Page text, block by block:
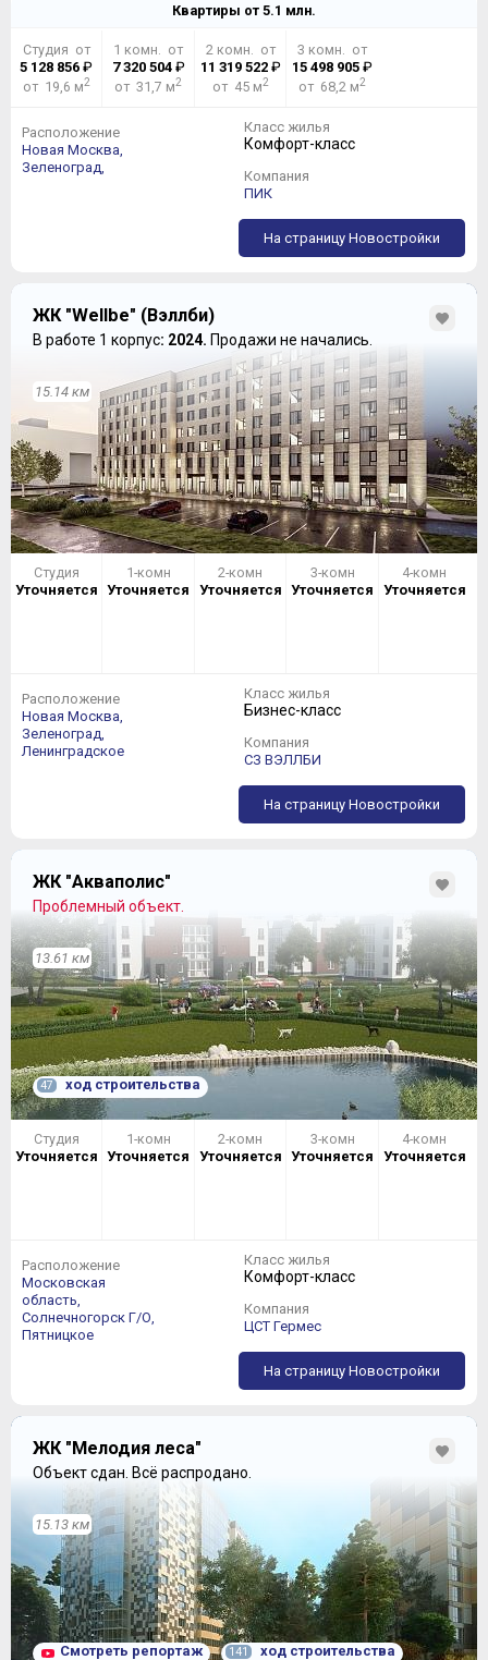
Квартиры от 5.1 млн.
Студия от
5 128 856 ₽
от 19,6 м2
1 комн. от
7 320 504₽
от 31,7 м2
2 комн. от
11 319 522₽
от 45 м2
3 комн. от
15 498 905 ₽
от 68,2 м2
Расположение
Новая Москва,
Зеленоград,
Класс жилья
Комфорт-класс
Компания
ПИК
На страницу Новостройки
ЖК "Wellbe" (Вэллби)
В работе 1 корпус: 2024. Продажи не начались.
15.14 км
Студия
Уточняется
1-комн
Уточняется
2-комн
Уточняется
3-комн
Уточняется
4-комн
Уточняется
Расположение
Новая Москва,
Зеленоград,
Ленинградское
Класс жилья
Бизнес-класс
Компания
СЗ ВЭЛЛБИ
На страницу Новостройки
ЖК "Акваполис"
Проблемный объект.
13.61 км
47 ход строительства
Студия
Уточняется
1-комн
Уточняется
2-комн
Уточняется
3-комн
Уточняется
4-комн
Уточняется
Расположение
Московская
область,
Солнечногорск Г/О,
Пятницкое
Класс жилья
Комфорт-класс
Компания
ЦСТ Гермес
На страницу Новостройки
ЖК "Мелодия леса"
Объект сдан. Всё распродано.
15.13 км
Смотреть репортаж 141 ход строительства